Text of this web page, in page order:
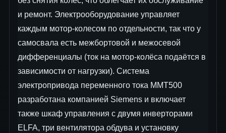
и ремонт. Электрооборудование управляет
каждым мотор-колесом по отдельности, так что у
самосвала есть межбортовой и межосевой
дифференциалы (ток на мотор-колёса подаётся в
зависимости от нагрузки). Система
электропривода переменного тока ММТ500
разработана компанией Siemens и включает
также шкаф управления с двумя инверторами
ELFA, три вентилятора обдува и установку